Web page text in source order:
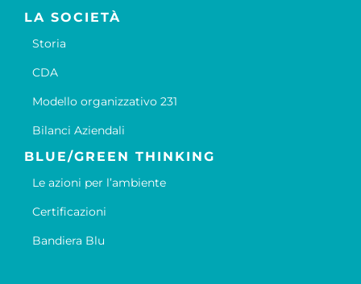
LA SOCIETÀ
Storia
CDA
Modello organizzativo 231
Bilanci Aziendali
BLUE/GREEN THINKING
Le azioni per l’ambiente
Certificazioni
Bandiera Blu